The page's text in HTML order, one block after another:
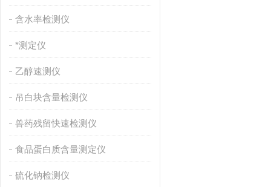
含水率检测仪
*测定仪
乙醇速测仪
吊白块含量检测仪
兽药残留快速检测仪
食品蛋白质含量测定仪
硫化钠检测仪